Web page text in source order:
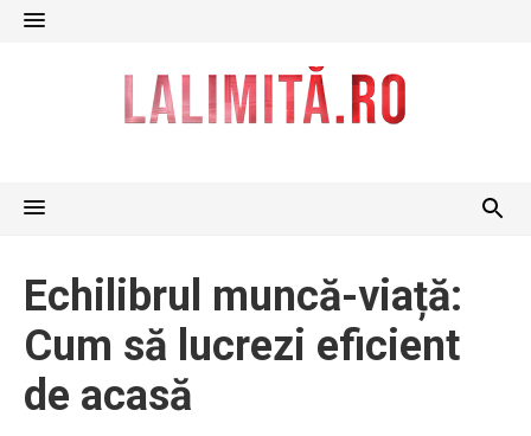
Skip
Echilibrul muncă-viață:
Cum să lucrezi eficient
de acasă